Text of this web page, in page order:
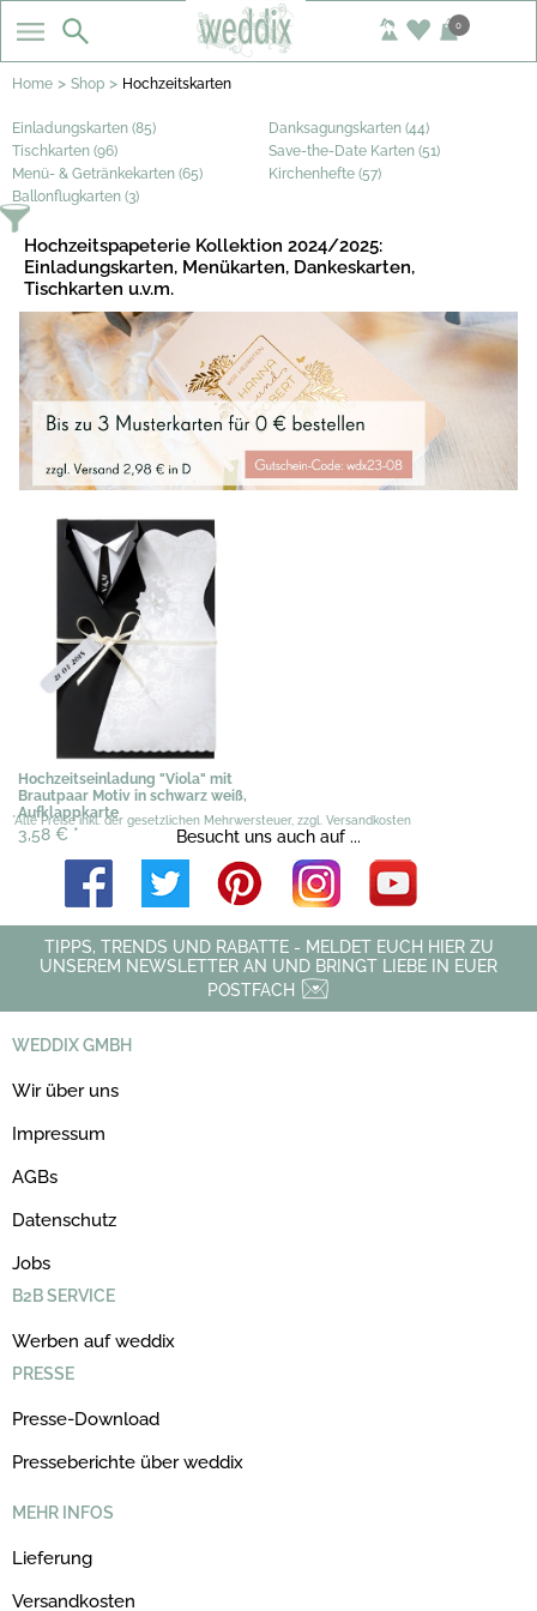
0
Home > Shop > Hochzeitskarten
Einladungskarten (85)
Danksagungskarten (44)
Tischkarten (96)
Save-the-Date Karten (51)
Menü- & Getränkekarten (65)
Kirchenhefte (57)
Ballonflugkarten (3)
Hochzeitspapeterie Kollektion 2024/2025:
Einladungskarten, Menükarten, Dankeskarten,
Tischkarten u.v.m.
Hochzeitseinladung "Viola" mit
Brautpaar Motiv in schwarz weiß,
Aufklappkarte
3,58 € *
*Alle Preise inkl. der gesetzlichen Mehrwersteuer, zzgl. Versandkosten
Besucht uns auch auf ...
TIPPS, TRENDS UND RABATTE - MELDET EUCH HIER ZU
UNSEREM NEWSLETTER AN UND BRINGT LIEBE IN EUER
POSTFACH
WEDDIX GMBH
Wir über uns
Impressum
AGBs
Datenschutz
Jobs
B2B SERVICE
Werben auf weddix
PRESSE
Presse-Download
Presseberichte über weddix
MEHR INFOS
Lieferung
Versandkosten